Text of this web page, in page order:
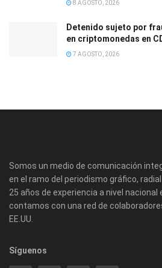
8 AGOSTO, 2026
Detenido sujeto por
en criptomonedas en
7 AGOSTO, 2026
Somos un medio de comunicación
en el ramo del periodismo gráfico,
25 años de experiencia a nivel nacional
contamos con una red de
EE.UU.
Síguenos